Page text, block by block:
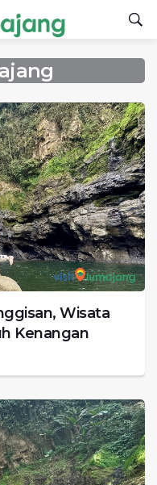
Wisata
Kenangan